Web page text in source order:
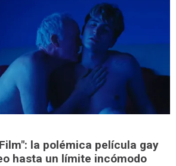
la polémica película gay
hasta un límite incómodo